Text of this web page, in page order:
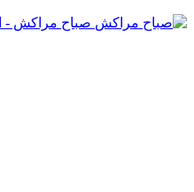
صباح مراكش -